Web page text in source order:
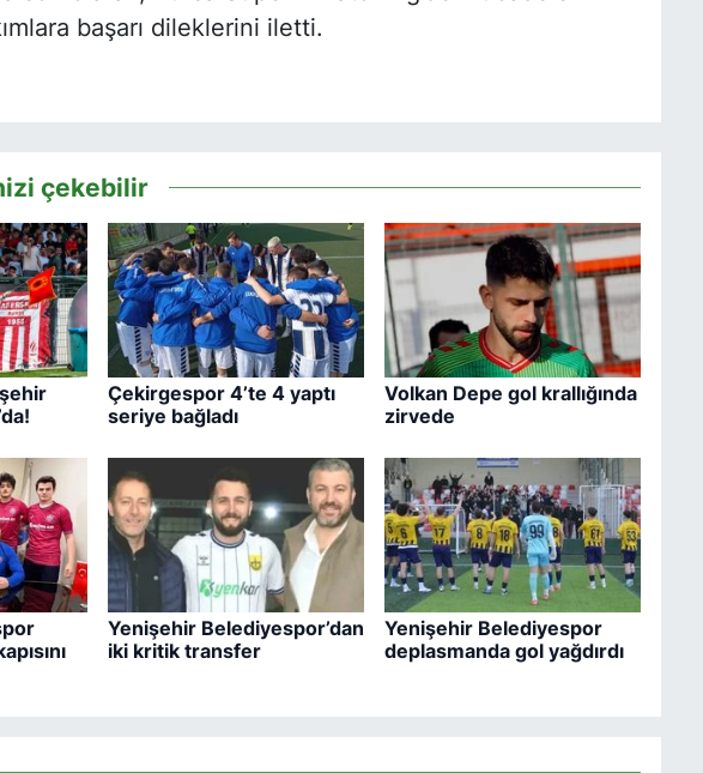
başarı dileklerini iletti.
çekebilir
Çekirgespor 4’te 4 yaptı
seriye bağladı
Volkan Depe gol krallığında
zirvede
Yenişehir Belediyespor’dan
iki kritik transfer
Yenişehir Belediyespor
deplasmanda gol yağdırdı